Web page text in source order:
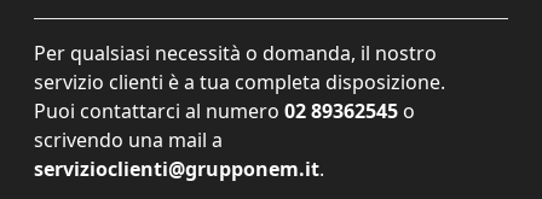
Per qualsiasi necessità o domanda, il nostro
servizio clienti è a tua completa disposizione.
Puoi contattarci al numero 02 89362545 o
scrivendo una mail a
servizioclienti@grupponem.it.